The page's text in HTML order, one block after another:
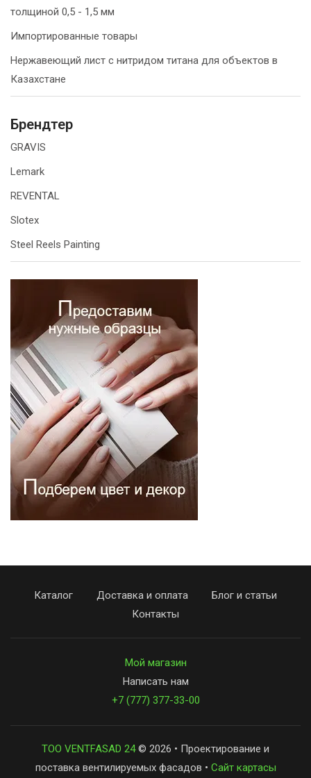
толщиной 0,5 - 1,5 мм
Импортированные товары
Нержавеющий лист с нитридом титана для объектов в
Казахстане
Брендтер
GRAVIS
Lemark
REVENTAL
Slotex
Steel Reels Painting
Каталог Доставка и оплата
Блог и статьи
Контакты
Мой магазин
Написать нам
+7 (777) 377-33-00
ТОО VENTFASAD 24© 2026 • Проектирование и
поставка вентилируемых фасадов • Сайт картасы